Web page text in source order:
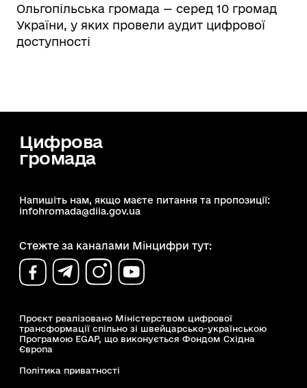
Ольгопільська громада — серед 10 громад
України, у яких провели аудит цифрової
доступності
Цифрова
громада
Напишіть нам, якщо маєте питання та пропозиції:
infohromada@diia.gov.ua
Стежте за каналами Мінцифри тут:
Проєкт реалізовано Міністерством цифрової
трансформації спільно зі швейцарсько-українською
Програмою EGAP, що виконується Фондом Східна
Європа
Політика приватності